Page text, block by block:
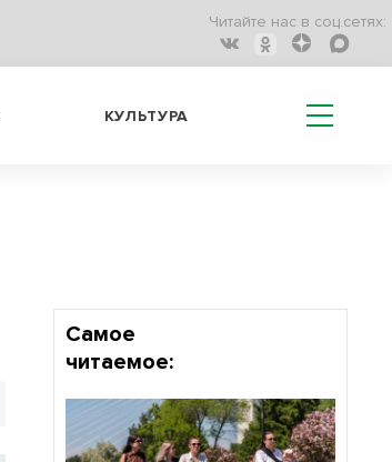
Читайте нас в соц.сетях:
КУЛЬТУРА
Самое
читаемое: